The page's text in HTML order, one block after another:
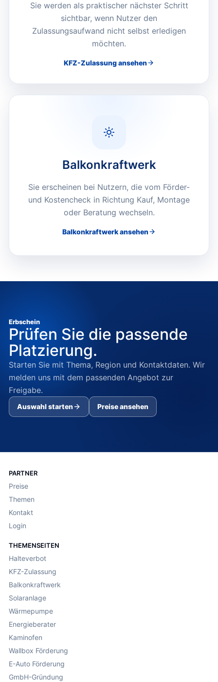
Sie werden als praktischer nächster Schritt
sichtbar, wenn Nutzer den
Zulassungsaufwand nicht selbst erledigen
möchten.
KFZ-Zulassungansehen
Balkonkraftwerk
Sie erscheinen bei Nutzern, die vom Förder-
und Kostencheck in Richtung Kauf, Montage
oder Beratung wechseln.
Balkonkraftwerkansehen
Erbschein
Prüfen Sie die passende
Platzierung.
Starten Sie mit Thema, Region und Kontaktdaten. Wir
melden uns mit dem passenden Angebot zur
Freigabe.
Auswahl starten Preise ansehen
PARTNER
Preise
Themen
Kontakt
Login
THEMENSEITEN
Halteverbot
KFZ-Zulassung
Balkonkraftwerk
Solaranlage
Wärmepumpe
Energieberater
Kaminofen
Wallbox Förderung
E-Auto Förderung
GmbH-Gründung